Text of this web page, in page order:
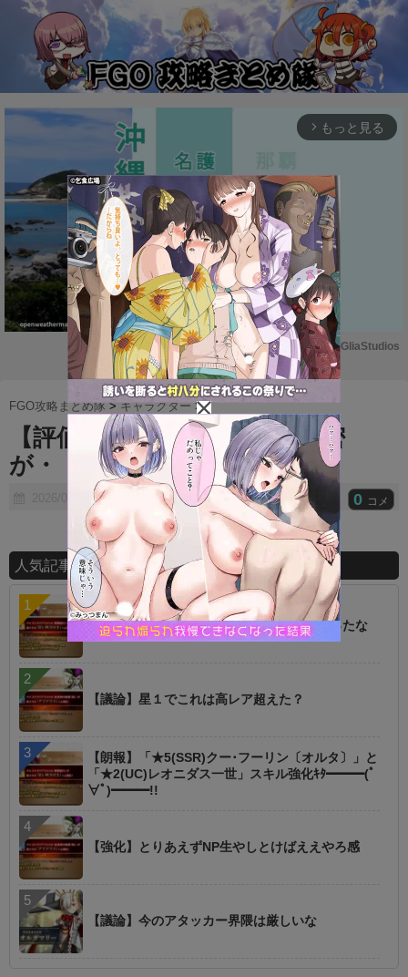
arrow_forward_ios もっと見る
M
u
t
e
Powered by GliaStudios
FGO攻略まとめ隊 >キャラクター >
【評価】花咲爺にはなにか秘密
が・・・？
2026/01/24 0 コメ
人気記事ランキング
【朗報】オルタニキは欲しいもの全部もらったな
【議論】星１でこれは高レア超えた？
【朗報】「★5(SSR)クー･フーリン〔オルタ〕」と
「★2(UC)レオニダス一世」スキル強化ｷﾀ━━━(ﾟ
∀ﾟ)━━━!!
【強化】とりあえずNP生やしとけばええやろ感
【議論】今のアタッカー界隈は厳しいな